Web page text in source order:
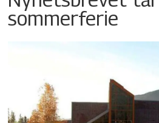
sommerferie